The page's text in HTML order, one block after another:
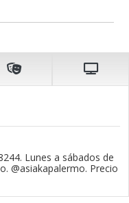
Lunes a sábados de
@asiakapalermo. Precio